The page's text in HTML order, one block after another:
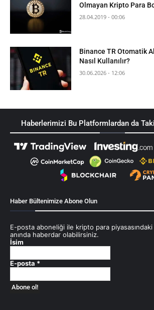
Olmayan Kripto Para
28.04.2019 - 00:06
Binance TR Otomatik
Nasıl Kullanılır?
30.06.2026 - 12:06
Haberlerimizi Bu Platformlardan da
Haber Bültenimize Abone Olun
E-posta aboneliği ile kripto para
anında haberdar olabilirsiniz.
İsim
E-posta *